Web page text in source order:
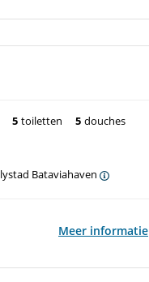
5 toiletten 5 douches
Bataviahaven
Meer informatie